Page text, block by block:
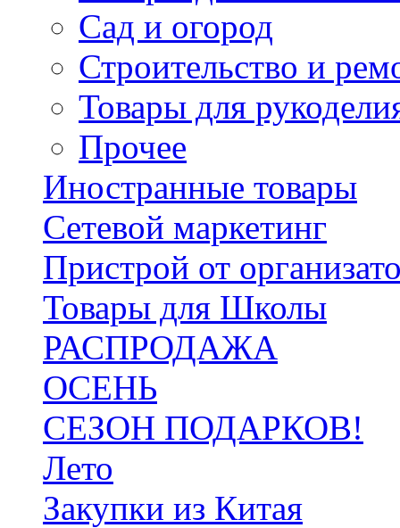
Сад и огород
Строительство и
Товары для
Прочее
Иностранные товары
Сетевой маркетинг
Пристрой от
Товары для Школы
РАСПРОДАЖА
ОСЕНЬ
СЕЗОН ПОДАРКОВ!
Лето
Закупки из Китая